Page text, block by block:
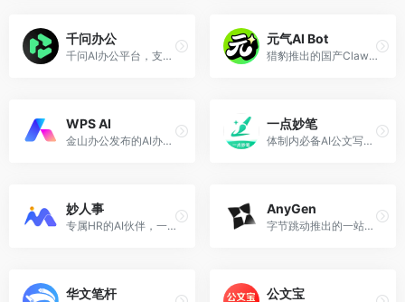
千问办公
千问AI办公平台，支持内容创作、数据分析、专业研究、文件处理与网页交付。
元气AI Bot
猎豹推出的国产Clawdbot ，一键安装，免费使用
WPS AI
金山办公发布的AI办公应用，提供智能文档写作、阅读理解和问答、智能人机交互的能力。
一点妙笔
体制内必备AI公文写作助手
妙人事
专属HR的AI伙伴，一键搞定招聘全流程
AnyGen
字节跳动推出的一站式AI办公创作平台
华文笔杆 公文宝